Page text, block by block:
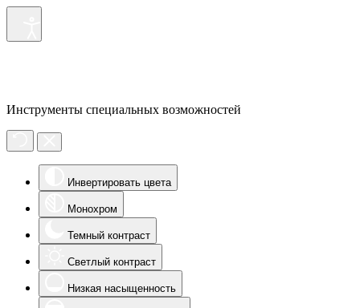
Инструменты специальных возможностей
Инвертировать цвета
Монохром
Темный контраст
Светлый контраст
Низкая насыщенность